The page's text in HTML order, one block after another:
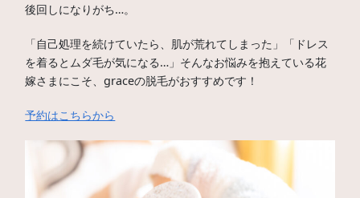
後回しになりがち…。
「自己処理を続けていたら、肌が荒れてしまった」「ドレス
を着るとムダ毛が気になる…」そんなお悩みを抱えている花
嫁さまにこそ、graceの脱毛がおすすめです！
予約はこちらから